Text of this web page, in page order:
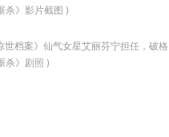
杀》影片截图 )
档案》仙气女星艾丽芬宁担任，破格
杀》剧照 )